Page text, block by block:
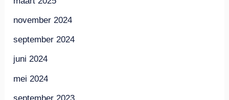
november 2024
september 2024
juni 2024
mei 2024